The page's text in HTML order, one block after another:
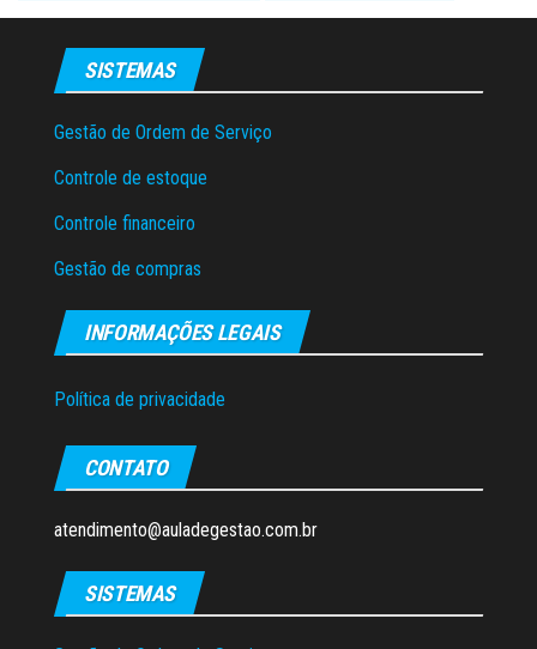
SISTEMAS
Gestão de Ordem de Serviço
Controle de estoque
Controle financeiro
Gestão de compras
INFORMAÇÕES LEGAIS
Política de privacidade
CONTATO
atendimento@auladegestao.com.br
SISTEMAS